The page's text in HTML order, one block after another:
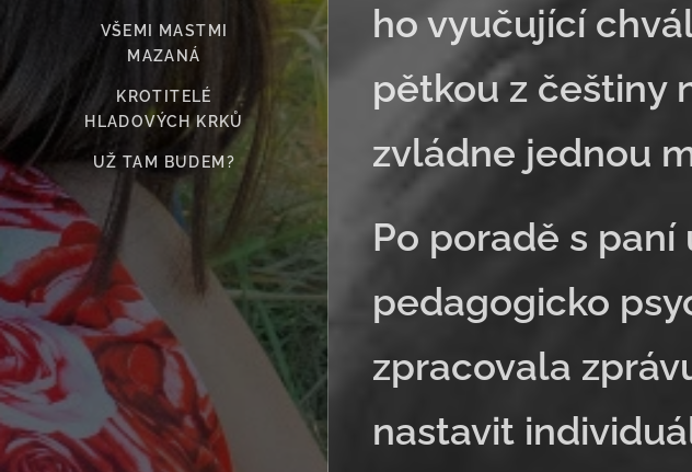
VŠEMI MASTMI
MAZANÁ
KROTITELÉ
HLADOVÝCH KRKŮ
UŽ TAM BUDEM?
ho vyučující
pětkou z češtiny
zvládne jednou
Po poradě s
pedagogicko
zpracovala
nastavit